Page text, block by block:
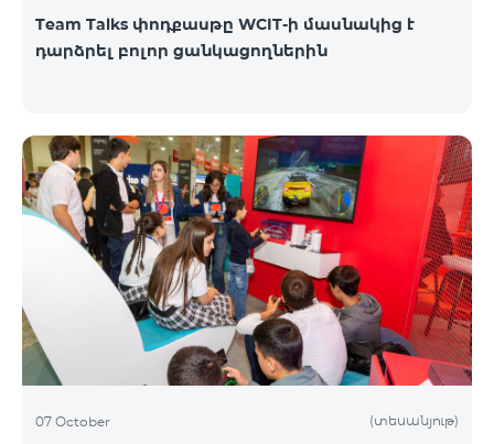
Team Talks փոդքասթը WCIT-ի մասնակից է
դարձրել բոլոր ցանկացողներին
07 October (տեսանյութ)